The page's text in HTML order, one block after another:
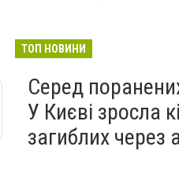
ТОП НОВИНИ
Серед
У Києві зросла
загиблих через